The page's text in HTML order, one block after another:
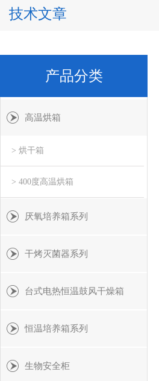
技术文章
产品分类
高温烘箱
> 烘干箱
> 400度高温烘箱
厌氧培养箱系列
干烤灭菌器系列
台式电热恒温鼓风干燥箱
恒温培养箱系列
生物安全柜